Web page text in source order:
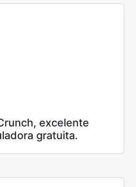
excelente
gratuita.